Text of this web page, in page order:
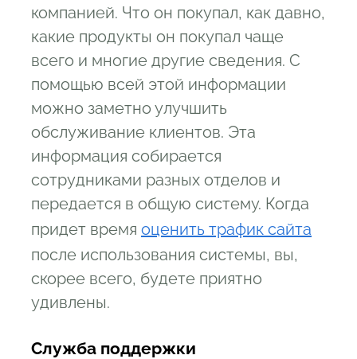
компанией. Что он покупал, как давно,
какие продукты он покупал чаще
всего и многие другие сведения. С
помощью всей этой информации
можно заметно улучшить
обслуживание клиентов. Эта
информация собирается
сотрудниками разных отделов и
передается в общую систему. Когда
придет время оценить трафик сайта
после использования системы, вы,
скорее всего, будете приятно
удивлены.
Служба поддержки